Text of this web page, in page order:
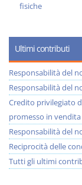
fisiche
Ultimi contributi
Responsabilità del
Responsabilità del
Credito privilegiato
promesso in vendita
Responsabilità del
Reciprocità delle
Tutti gli ultimi